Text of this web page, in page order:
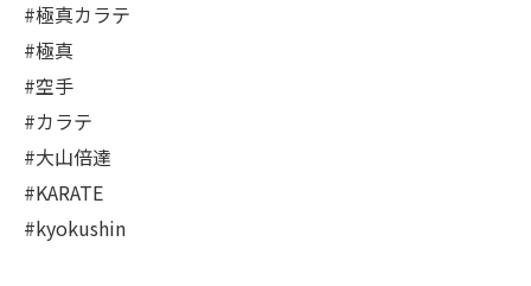
#極真カラテ
#極真
#空手
#カラテ
#大山倍達
#KARATE
#kyokushin